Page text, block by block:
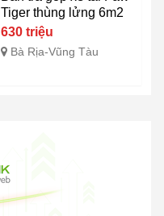
Tiger thùng lửng 6m2
630 triệu
Bà Rịa-Vũng Tàu